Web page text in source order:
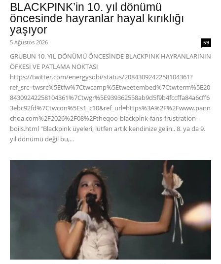
BLACKPINK’in 10. yıl dönümü
öncesinde hayranlar hayal kırıklığı
yaşıyor
5 Ağustos 2026 59
GRUBUN 10. YIL DÖNÜMÜ ÖNCESİNDE BLACKPINK HAYRANLARININ
ÖFKESİ VE PATLAMA NOKTASI
https://twitter.com/energysobi/status/2084309242258104361?
ref_src=twsrc%5Etfw%7Ctwcamp%5Etweetembed%7Ctwterm%5E20
84309242258104361%7Ctwgr%5E939362558ab9d5f9b4fccffa84a6cff6
3ebc92fd%7Ctwcon%5Es1_c10&ref_url=https%3A%2F%2Fwww.pann
choa.com%2F2026%2F08%2Ftheqoo-blackpink-fans-frustration-
boils.html "Blackpink üyeleri, lütfen artık kendinize gelin.. 8. ya da 9.
yıl dönümü değil bu,...